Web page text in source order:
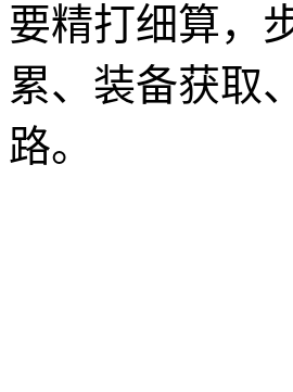
要精打细算，
累、装备获取
路。